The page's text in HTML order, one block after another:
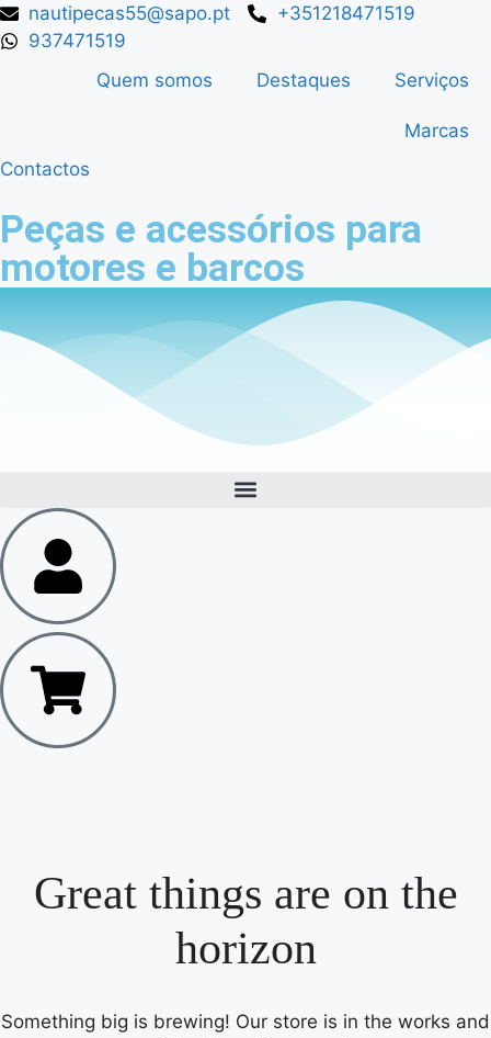
nautipecas55@sapo.pt
+351218471519
937471519
Quem somos
Destaques Serviços
Marcas
Contactos
Peças e acessórios para
motores e barcos
Great things are on the
horizon
Something big is brewing! Our store is in the works and